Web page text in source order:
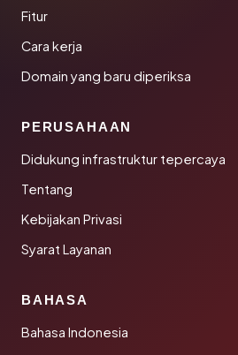
Fitur
Cara kerja
Domain yang baru diperiksa
PERUSAHAAN
Didukung infrastruktur tepercaya
Tentang
Kebijakan Privasi
Syarat Layanan
BAHASA
Bahasa Indonesia